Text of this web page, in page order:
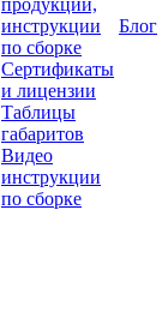
продукции,
инструкции
по сборке
Сертификаты
и лицензии
Таблицы
габаритов
Видео
инструкции
по сборке
Блог